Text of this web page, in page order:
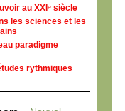
au XXI e siècle
les sciences et les
paradigme
rythmiques